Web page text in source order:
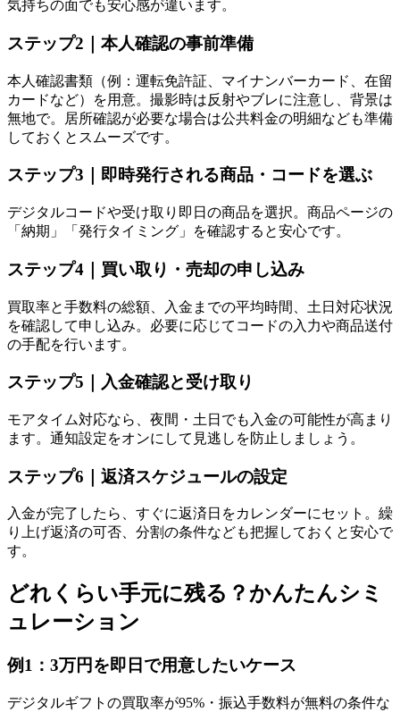
気持ちの面でも安心感が違います。
ステップ2｜本人確認の事前準備
本人確認書類（例：運転免許証、マイナンバーカード、在留
カードなど）を用意。撮影時は反射やブレに注意し、背景は
無地で。居所確認が必要な場合は公共料金の明細なども準備
しておくとスムーズです。
ステップ3｜即時発行される商品・コードを選ぶ
デジタルコードや受け取り即日の商品を選択。商品ページの
「納期」「発行タイミング」を確認すると安心です。
ステップ4｜買い取り・売却の申し込み
買取率と手数料の総額、入金までの平均時間、土日対応状況
を確認して申し込み。必要に応じてコードの入力や商品送付
の手配を行います。
ステップ5｜入金確認と受け取り
モアタイム対応なら、夜間・土日でも入金の可能性が高まり
ます。通知設定をオンにして見逃しを防止しましょう。
ステップ6｜返済スケジュールの設定
入金が完了したら、すぐに返済日をカレンダーにセット。繰
り上げ返済の可否、分割の条件なども把握しておくと安心で
す。
どれくらい手元に残る？かんたんシミ
ュレーション
例1：3万円を即日で用意したいケース
デジタルギフトの買取率が95%・振込手数料が無料の条件な